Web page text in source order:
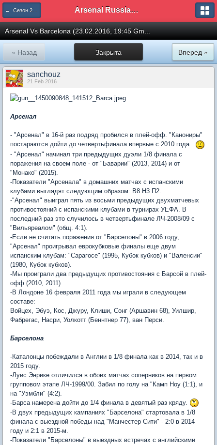
← Сезон 2015/16 Arsenal Russian Speaking Supporters Club
Arsenal Vs Barcelona (23.02.2016, 19:45 Gm...
Закрыта
« Назад Вперед »
sanchouz
21 Feb 2016
Арсенал
- "Арсенал" в 16-й раз подряд пробился в плей-офф. "Канониры"
постараются дойти до четвертьфинала впервые с 2010 года.
- "Арсенал" начинал три предыдущих дуэли 1/8 финала с
поражения на своем поле - от "Баварии" (2013, 2014) и от
"Монако" (2015).
-Показатели "Арсенала" в домашних матчах с испанскими
клубами выглядят следующим образом: В8 Н3 П2.
-"Арсенал" выиграл пять из восьми предыдущих двухматчевых
противостояний с испанскими клубами в турнирах УЕФА. В
последний раз это случилось в четвертьфинале ЛЧ-2008/09 c
"Вильяреалом" (общ. 4:1).
-Если не считать поражения от "Барселоны" в 2006 году,
"Арсенал" проигрывал еврокубковые финалы еще двум
испанским клубам: "Сарагосе" (1995, Кубок кубков) и "Валенсии"
(1980, Кубок кубков).
-Мы проиграли два предыдущих противостояния с Барсой в плей-
офф (2010, 2011)
-В Лондоне 16 февраля 2011 года мы играли в следующем
составе:
Войцех, Эбуэ, Кос, Джуру, Клиши, Сонг (Аршавин 68), Уилшир,
Фабрегас, Насри, Уолкотт (Беннтнер 77), ван Перси.
Барселона
-Каталонцы побеждали в Англии в 1/8 финала как в 2014, так и в
2015 году.
-Луис Энрике отличился в обоих матчах соперников на первом
групповом этапе ЛЧ-1999/00. Забил по голу на "Камп Ноу (1:1), и
на "Уэмбли" (4:2).
-Барса намерена дойти до 1/4 финала в девятый раз кряду.
-В двух предыдущих кампаниях "Барселона" стартовала в 1/8
финала с выездной победы над "Манчестер Сити" - 2:0 в 2014
году и 2:1 в 2015-м.
-Показатели "Барселоны" в выездных встречах с английскими